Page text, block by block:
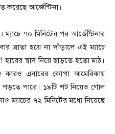
করেছে আর্জেন্টিনা।
ম্যাচে ৭০ মিনিটের পর আর্জেন্টিনার
ত্রাতা হয়ে না দাঁড়ালে এই ম্যাচে
স্বাদ নিয়ে ছাড়তে হতো মাঠ।
এবারের কোপা আমেরিকায়
পড়তে পারে। ১৯টি শট নিয়েও গোল
ম্যাচের ৭২ মিনিটের মধ্যে নিয়েছে